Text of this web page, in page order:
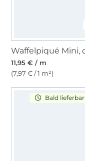
11,95 € / m
(7,97 € / 1 m²)
Bald lieferbar